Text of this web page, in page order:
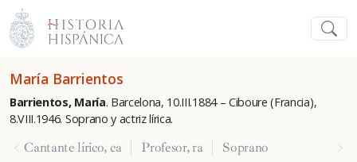
María Barrientos
Barrientos, María. Barcelona, 10.III.1884 – Ciboure (Francia),
8.VIII.1946. Soprano y actriz lírica.
Cantante lírico, ca Profesor, ra Soprano